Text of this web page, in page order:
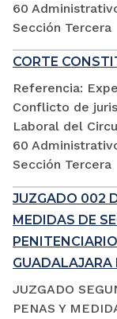
60
Sección Tercera
CORTE
Referencia:
Conflicto de
Laboral del
60
Sección Tercera
JUZGADO 002
MEDIDAS DE
GUADALAJARA
JUZGADO
PENAS Y